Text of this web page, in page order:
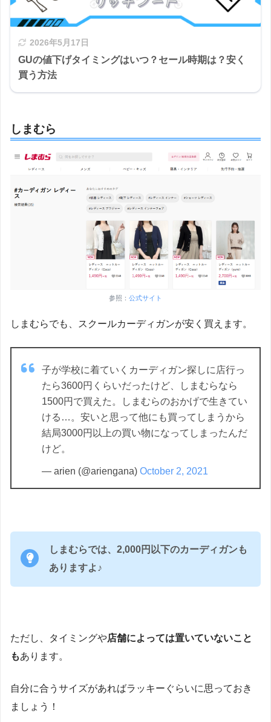
2026年5月17日
GUの値下げタイミングはいつ？セール時期は？安く
買う方法
しまむら
参照： 公式サイト
しまむらでも、スクールカーディガンが安く買えます。
子が学校に着ていくカーディガン探しに店行っ
たら3600円くらいだったけど、しまむらなら
1500円で買えた。しまむらのおかげで生きてい
ける…。安いと思って他にも買ってしまうから
結局3000円以上の買い物になってしまったんだ
けど。
— arien (@ariengana) October 2, 2021
しまむらでは、2,000円以下のカーディガンも
ありますよ♪
ただし、タイミングや店舗によっては置いていないこと
もあります。
自分に合うサイズがあればラッキーぐらいに思っておき
ましょう！